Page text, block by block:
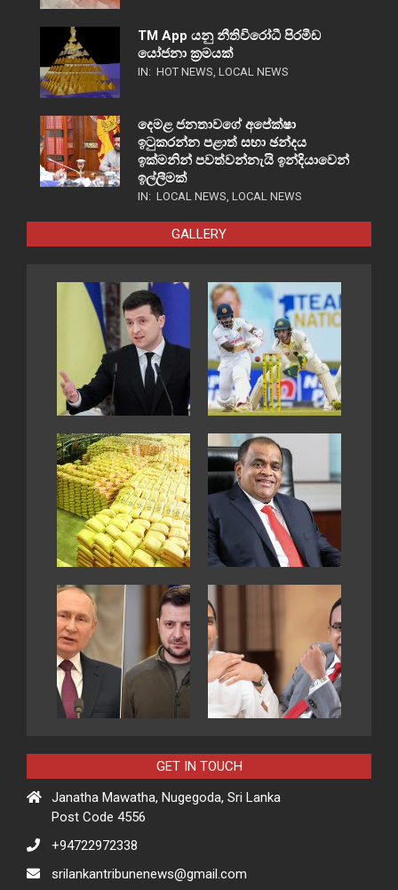
TM App යනු නීතිවිරෝධී පිරමීඩ
යෝජනා ක්‍රමයක්
IN: HOT NEWS, LOCAL NEWS
දෙමළ ජනතාවගේ අපේක්ෂා
ඉටුකරන්න පළාත් සභා ඡන්දය
ඉක්මනින් පවත්වන්නැයි ඉන්දියාවෙන්
ඉල්ලීමක්
IN: LOCAL NEWS, LOCAL NEWS
GALLERY
GET IN TOUCH
Janatha Mawatha, Nugegoda, Sri Lanka
Post Code 4556
+94722972338
srilankantribunenews@gmail.com